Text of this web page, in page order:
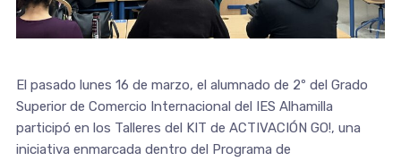
El pasado lunes 16 de marzo, el alumnado de 2º del Grado
Superior de Comercio Internacional del IES Alhamilla
participó en los Talleres del KIT de ACTIVACIÓN GO!, una
iniciativa enmarcada dentro del Programa de